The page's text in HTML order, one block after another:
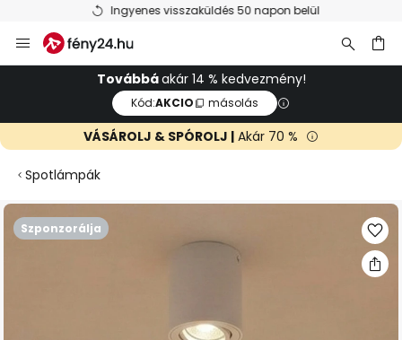
Ingyenes visszaküldés 50 napon belül
Ugrás
a
tartalomhozTovábbáakár 14 % kedvezmény!
Kód:AKCIO másolás
VÁSÁROLJ & SPÓROLJ | Akár 70 %
Spotlámpák
Szponzorálja
Ugrás